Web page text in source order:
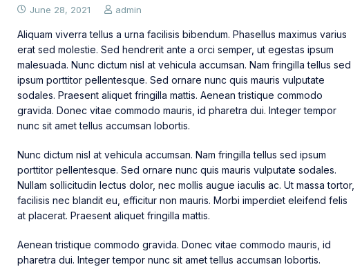
June 28, 2021 admin
Aliquam viverra tellus a urna facilisis bibendum. Phasellus maximus varius
erat sed molestie. Sed hendrerit ante a orci semper, ut egestas ipsum
malesuada. Nunc dictum nisl at vehicula accumsan. Nam fringilla tellus sed
ipsum porttitor pellentesque. Sed ornare nunc quis mauris vulputate
sodales. Praesent aliquet fringilla mattis. Aenean tristique commodo
gravida. Donec vitae commodo mauris, id pharetra dui. Integer tempor
nunc sit amet tellus accumsan lobortis.
Nunc dictum nisl at vehicula accumsan. Nam fringilla tellus sed ipsum
porttitor pellentesque. Sed ornare nunc quis mauris vulputate sodales.
Nullam sollicitudin lectus dolor, nec mollis augue iaculis ac. Ut massa tortor,
facilisis nec blandit eu, efficitur non mauris. Morbi imperdiet eleifend felis
at placerat. Praesent aliquet fringilla mattis.
Aenean tristique commodo gravida. Donec vitae commodo mauris, id
pharetra dui. Integer tempor nunc sit amet tellus accumsan lobortis.